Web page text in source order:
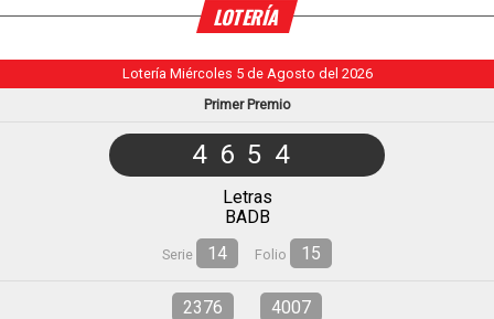
LOTERÍA
Lotería Miércoles 5 de Agosto del 2026
Primer Premio
4654
Letras
BADB
Serie 14 Folio 15
2376
4007